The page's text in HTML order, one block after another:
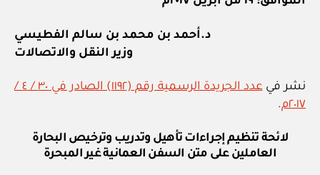
د.أحمد بن محمد بن سالم الفطيسي
وزير النقل والاتصالات
نشر في
عدد الجريدة الرسمية رقم (١١٩٢) الصادر في ٣٠ / ٤ /
٢٠١٧م
.
لائحة تنظيم إجراءات تأهيل وتدريب وترخيص البحارة
العاملين على متن السفن العمانية غير المبحرة